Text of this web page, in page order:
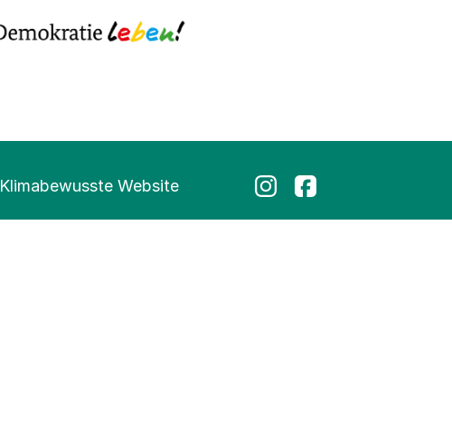
Klimabewusste Website